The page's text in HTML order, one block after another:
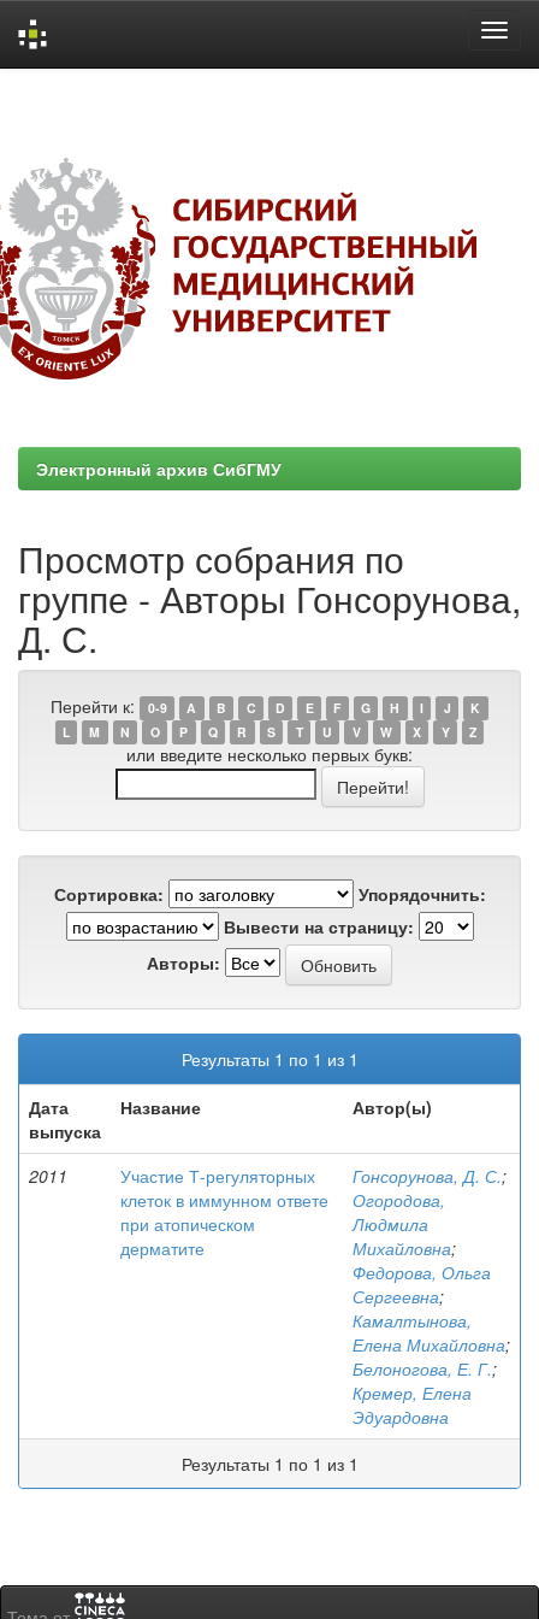
Электронный архив СибГМУ
Просмотр собрания по
группе - Авторы Гонсорунова,
Д. С.
Перейти к: 0-9 A B C D E F G H I J
K
L
M N O P Q R S T U V W X Y Z
или введите несколько первых букв:
Сортировка:
Упорядочнить:
Вывести на страницу:
Авторы:
Результаты 1 по 1 из 1
Дата
выпуска
Название Автор(ы)
2011
Участие Т-регуляторных
клеток в иммунном ответе
при атопическом
дерматите
Гонсорунова, Д. С.;
Огородова,
Людмила
Михайловна;
Федорова, Ольга
Сергеевна;
Камалтынова,
Елена Михайловна;
Белоногова, Е. Г.;
Кремер, Елена
Эдуардовна
Результаты 1 по 1 из 1